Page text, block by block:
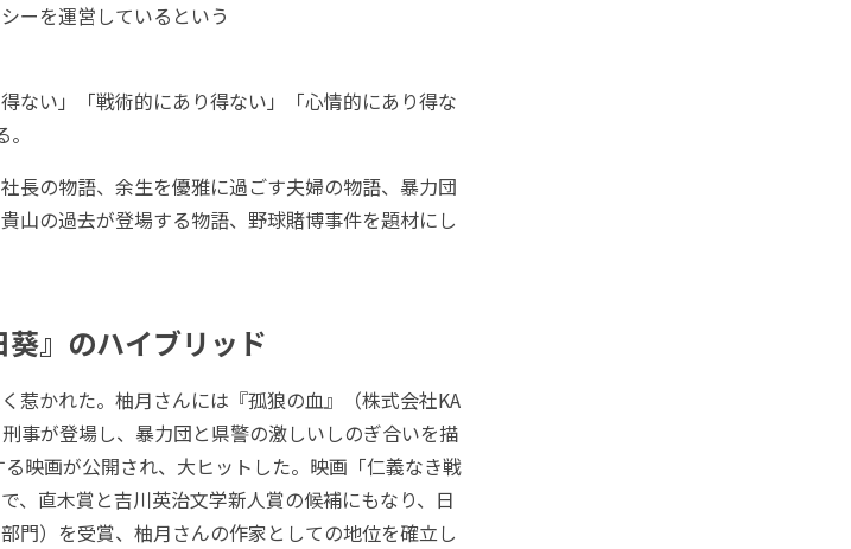
ーを運営しているという
ない」「戦術的にあり得ない」「心情的にあり得な
長の物語、余生を優雅に過ごす夫婦の物語、暴力団
山の過去が登場する物語、野球賭博事件を題材にし
葵』のハイブリッド
惹かれた。柚月さんには『孤狼の血』（株式会社KA
事が登場し、暴力団と県警の激しいしのぎ合いを描
映画が公開され、大ヒットした。映画「仁義なき戦
、直木賞と吉川英治文学新人賞の候補にもなり、日
門）を受賞、柚月さんの作家としての地位を確立し